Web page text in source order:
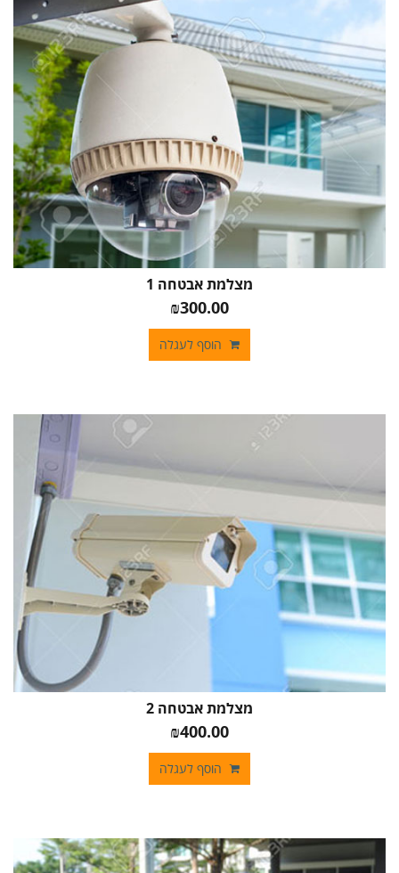
מצלמת אבטחה 1
₪300.00
הוסף לעגלה
מצלמת אבטחה 2
₪400.00
הוסף לעגלה